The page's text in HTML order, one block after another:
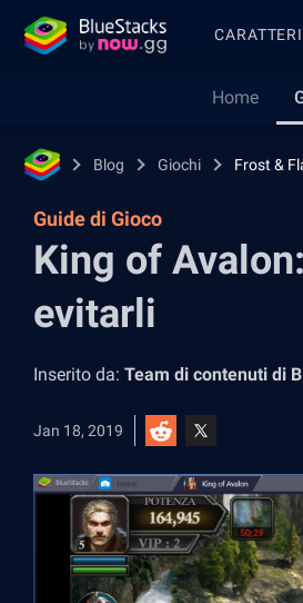
Home
Blog Giochi Frost &
Guide di Gioco
King of
evitarli
Inserito da: Team di contenuti di
Jan 18, 2019